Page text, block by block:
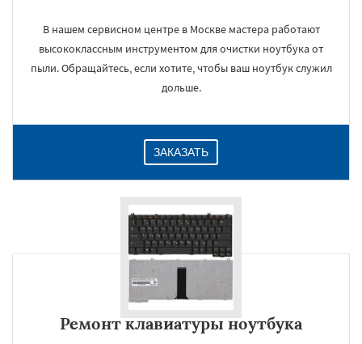
В нашем сервисном центре в Москве мастера работают
высококлассным инструментом для очистки ноутбука от
пыли. Обращайтесь, если хотите, чтобы ваш ноутбук служил
дольше.
ЗАКАЗАТЬ
Ремонт клавиатуры ноутбука